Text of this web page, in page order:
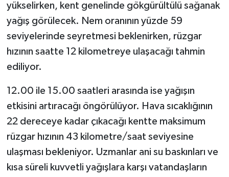
yükselirken, kent genelinde gökgürültülü sağanak
yağış görülecek. Nem oranının yüzde 59
seviyelerinde seyretmesi beklenirken, rüzgar
hızının saatte 12 kilometreye ulaşacağı tahmin
ediliyor.
12.00 ile 15.00 saatleri arasında ise yağışın
etkisini artıracağı öngörülüyor. Hava sıcaklığının
22 dereceye kadar çıkacağı kentte maksimum
rüzgar hızının 43 kilometre/saat seviyesine
ulaşması bekleniyor. Uzmanlar ani su baskınları ve
kısa süreli kuvvetli yağışlara karşı vatandaşların